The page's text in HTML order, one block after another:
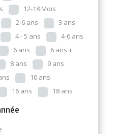
12-18 Mois
2-6 ans
3 ans
4 - 5 ans
4-6 ans
6 ans
6 ans +
8 ans
9 ans
10 ans
16 ans 18 ans